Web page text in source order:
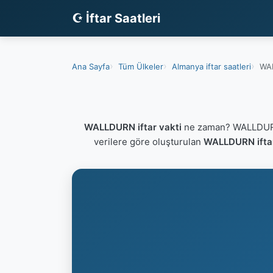
☪ İftar Saatleri
Ana Sayfa Tüm Ülkeler Almanya iftar saatleri
WALLDURN iftar vakti ne zaman?
verilere göre oluşturulan WALLDURN